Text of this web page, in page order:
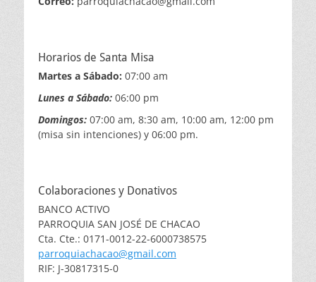
Horarios de Santa Misa
Martes a Sábado: 07:00 am
Lunes a Sábado: 06:00 pm
Domingos: 07:00 am, 8:30 am, 10:00 am, 12:00 pm
(misa sin intenciones) y 06:00 pm.
Colaboraciones y Donativos
BANCO ACTIVO
PARROQUIA SAN JOSÉ DE CHACAO
Cta. Cte.: 0171-0012-22-6000738575
parroquiachacao@gmail.com
RIF: J-30817315-0